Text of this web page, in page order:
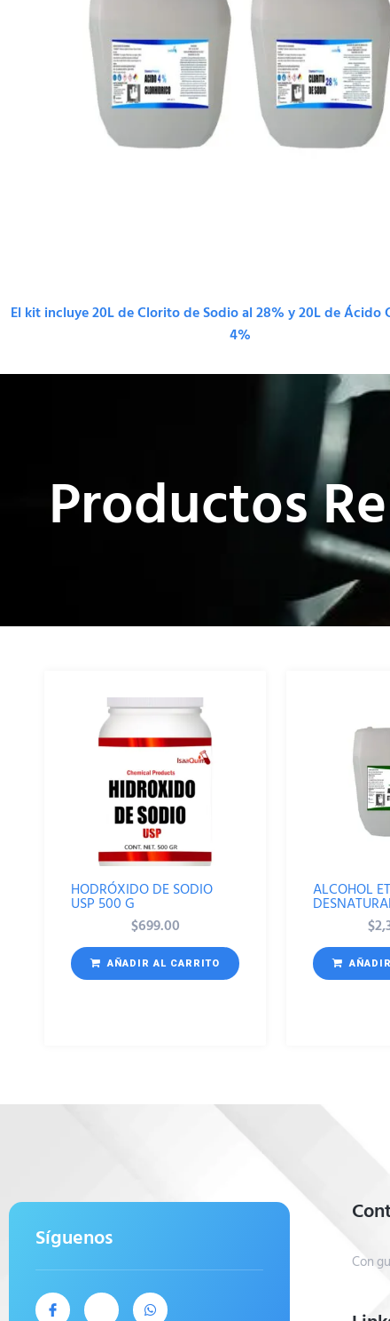
El kit incluye 20L de Clorito de Sodio al 28% y 20L de Ácido
4%
Productos
HODRÓXIDO DE SODIO
USP 500 G
$699.00
AÑADIR AL CARRITO
ALCOHOL
$
Síguenos
Con